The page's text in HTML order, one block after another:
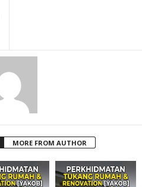
MORE FROM AUTHOR